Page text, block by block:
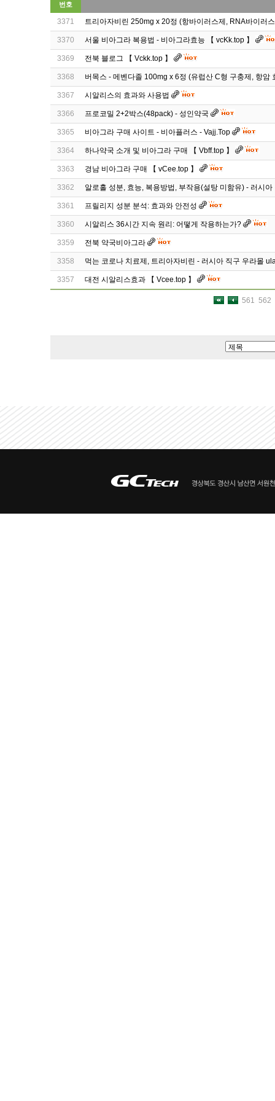
번호
3371 트리아자비린 250mg x 20정 (항바이러스제, RNA바이러
3370 서울 비아그라 복용법 - 비아그라효능 【 vcKk.top 】
3369 전북 블로그 【 Vckk.top 】
3368 버목스 - 메벤다졸 100mg x 6정 (유럽산 C형 구충제, 항암
3367 시알리스의 효과와 사용법
3366 프로코밀 2+2박스(48pack) - 성인약국
3365 비아그라 구매 사이트 - 비아플러스 - Vajj.Top
3364 하나약국 소개 및 비아그라 구매 【 Vbff.top 】
3363 경남 비아그라 구매 【 vCee.top 】
3362 알로홀 성분, 효능, 복용방법, 부작용(설탕 미함유) - 러시
3361 프릴리지 성분 분석: 효과와 안전성
3360 시알리스 36시간 지속 원리: 어떻게 작용하는가?
3359 전북 약국비아그라
3358 먹는 코로나 치료제, 트리아자비린 - 러시아 직구 우라몰
3357 대전 시알리스효과 【 Vcee.top 】
561 562